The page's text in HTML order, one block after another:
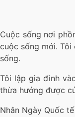
Cuộc sống nơi
cuộc sống mới.
sống.
Tôi lập gia đình
thừa hưởng được
Nhân Ngày Quốc